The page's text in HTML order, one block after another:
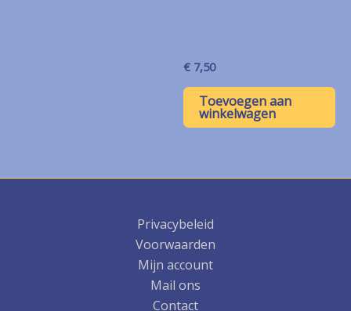
€ 7,50
Toevoegen aan
winkelwagen
Privacybeleid
Voorwaarden
Mijn account
Mail ons
Contact